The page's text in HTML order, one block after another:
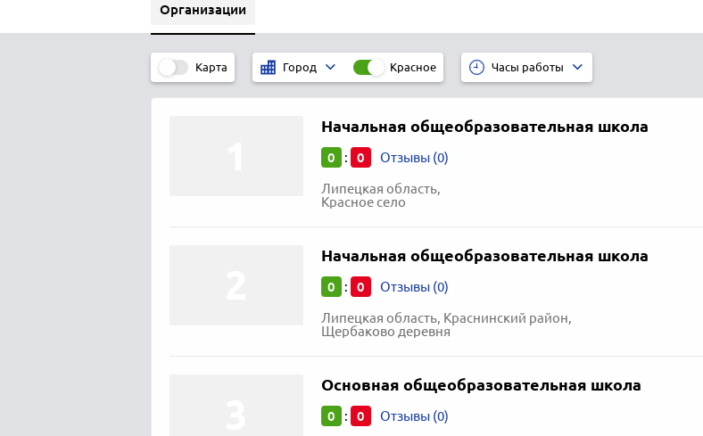
Организации
Карта Город Красное Часы работы
Начальная общеобразовательная школа
0 : 0 Отзывы (0)
Липецкая область,
Красное село
Начальная общеобразовательная школа
0 : 0 Отзывы (0)
Липецкая область, Краснинский район,
Щербаково деревня
Основная общеобразовательная школа
0 : 0 Отзывы (0)